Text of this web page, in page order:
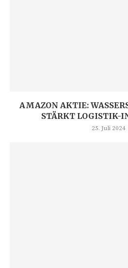
AMAZON AKTIE:
STÄRKT LOGISTIK-
25. Juli 2024